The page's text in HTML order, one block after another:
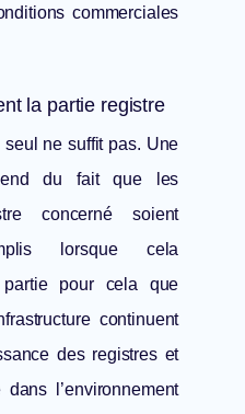
commerciales
la partie registre
ne suffit pas. Une
du fait que les
concerné soient
lorsque cela
partie pour cela que
continuent
des registres et
dans l’environnement